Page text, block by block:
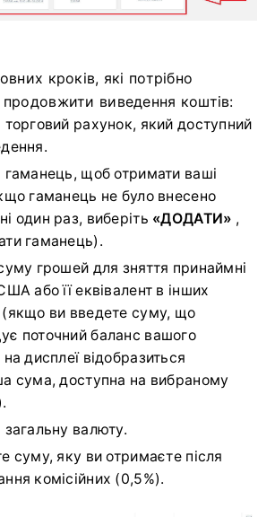
кроків, які потрібно
виведення коштів:
торговий рахунок, який доступний
гаманець, щоб отримати ваші
гаманець не було внесено
один раз, виберіть «ДОДАТИ» ,
гаманець).
грошей для зняття принаймні
або її еквівалент в інших
ви введете суму, що
поточний баланс вашого
дисплеї відобразиться
сума, доступна на вибраному
загальну валюту.
суму, яку ви отримаєте після
комісійних (0,5%).